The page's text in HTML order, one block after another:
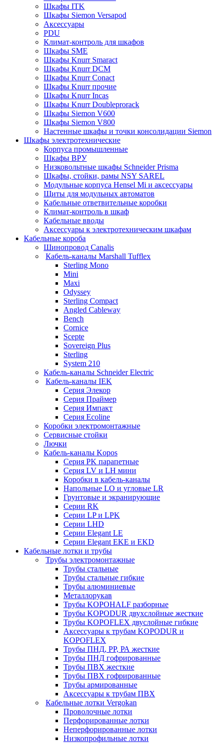
Шкафы ITK
Шкафы Siemon Versapod
Аксессуары
PDU
Климат-контроль для шкафов
Шкафы SME
Шкафы Knurr Smaract
Шкафы Knurr DCM
Шкафы Knurr Conact
Шкафы Knurr прочие
Шкафы Knurr Incas
Шкафы Knurr Doubleprorack
Шкафы Siemon V600
Шкафы Siemon V800
Настенные шкафы и точки консолидации Siemon
Шкафы электротехнические
Корпуса промышленные
Шкафы ВРУ
Низковольтные шкафы Schneider Prisma
Шкафы, стойки, рамы NSY SAREL
Модульные корпуса Hensel Mi и аксессуары
Щиты для модульных автоматов
Кабельные ответвительные коробки
Климат-контроль в шкаф
Кабельные вводы
Аксессуары к электротехническим шкафам
Кабельные короба
Шинопровод Canalis
Кабель-каналы Marshall Tufflex
Sterling Mono
Mini
Maxi
Odyssey
Sterling Compact
Angled Cableway
Bench
Cornice
Scepte
Sovereign Plus
Sterling
System 210
Кабель-каналы Schneider Electric
Кабель-каналы IEK
Серия Элекор
Серия Праймер
Серия Импакт
Серия Ecoline
Коробки электромонтажные
Сервисные стойки
Лючки
Кабель-каналы Kopos
Серия PK парапетные
Серия LV и LH мини
Коробки в кабель-каналы
Напольные LO и угловые LR
Грунтовые и экранирующие
Серии RK
Серии LP и LPK
Серии LHD
Серии Elegant LE
Серии Elegant EKE и EKD
Кабельные лотки и трубы
Трубы электромонтажные
Трубы стальные
Трубы стальные гибкие
Трубы алюминиевые
Металлорукав
Трубы KOPOHALF разборные
Трубы KOPODUR двухслойные жесткие
Трубы KOPOFLEX двуслойные гибкие
Аксессуары к трубам KOPODUR и
KOPOFLEX
Трубы ПНД, РР, РА жесткие
Трубы ПНД гофрированные
Трубы ПВХ жесткие
Трубы ПВХ гофрированные
Трубы армированные
Аксессуары к трубам ПВХ
Кабельные лотки Vergokan
Проволочные лотки
Перфорированные лотки
Неперфорированные лотки
Низкопрофильные лотки